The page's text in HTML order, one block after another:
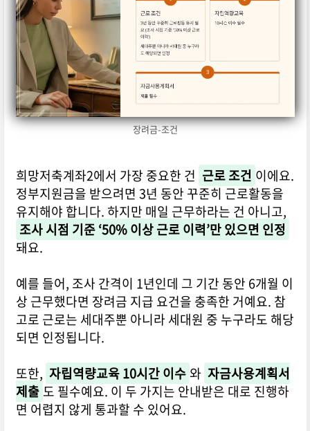
장려금-조건
희망저축계좌2에서 가장 중요한 건 근로 조건 이에요.
정부지원금을 받으려면 3년 동안 꾸준히 근로활동을
유지해야 합니다. 하지만 매일 근무하라는 건 아니고,
조사 시점 기준 ‘50% 이상 근로 이력’만 있으면 인정
돼요.
예를 들어, 조사 간격이 1년인데 그 기간 동안 6개월 이
상 근무했다면 장려금 지급 요건을 충족한 거예요. 참
고로 근로는 세대주뿐 아니라 세대원 중 누구라도 해당
되면 인정됩니다.
또한, 자립역량교육 10시간 이수와 자금사용계획서
제출 도 필수예요. 이 두 가지는 안내받은 대로 진행하
면 어렵지 않게 통과할 수 있어요.